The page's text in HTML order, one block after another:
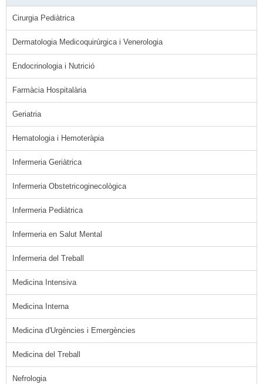
Cirurgia Pediàtrica
Dermatologia Medicoquirúrgica i Venerologia
Endocrinologia i Nutrició
Farmàcia Hospitalària
Geriatria
Hematologia i Hemoteràpia
Infermeria Geriàtrica
Infermeria Obstetricoginecològica
Infermeria Pediàtrica
Infermeria en Salut Mental
Infermeria del Treball
Medicina Intensiva
Medicina Interna
Medicina d'Urgències i Emergències
Medicina del Treball
Nefrologia